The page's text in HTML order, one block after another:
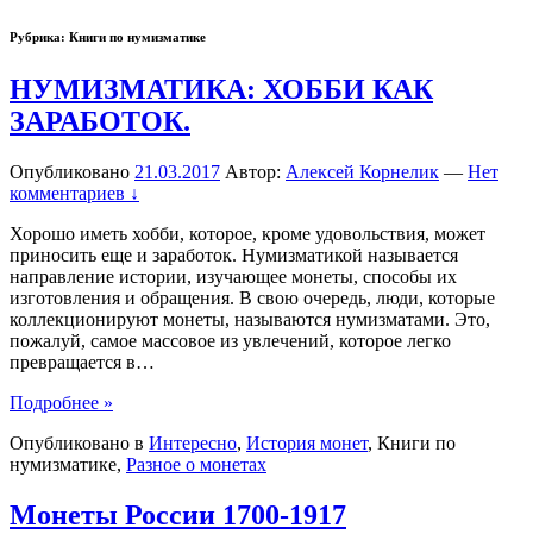
Рубрика: Книги по нумизматике
НУМИЗМАТИКА: ХОББИ КАК
ЗАРАБОТОК.
Опубликовано 21.03.2017 Автор: Алексей Корнелик — Нет
комментариев ↓
Хорошо иметь хобби, которое, кроме удовольствия, может
приносить еще и заработок. Нумизматикой называется
направление истории, изучающее монеты, способы их
изготовления и обращения. В свою очередь, люди, которые
коллекционируют монеты, называются нумизматами. Это,
пожалуй, самое массовое из увлечений, которое легко
превращается в…
Подробнее »
Опубликовано в Интересно, История монет, Книги по
нумизматике, Разное о монетах
Монеты России 1700-1917